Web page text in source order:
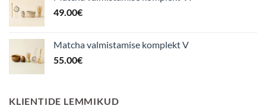
49.00€
Matcha valmistamise komplekt V
55.00€
KLIENTIDE LEMMIKUD